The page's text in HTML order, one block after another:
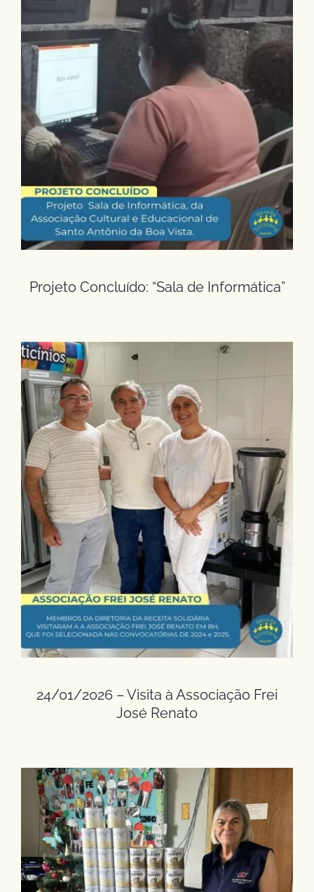
Projeto Concluído: “Sala de Informática”
Projeto Concluído: “Sala de Informática”
24/01/2026 – Visita à Associação Frei José
Renato
24/01/2026 – Visita à Associação Frei
José Renato